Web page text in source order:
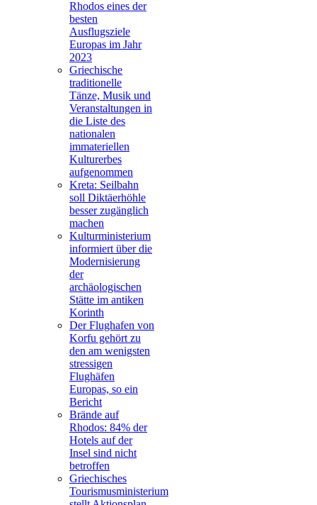
Rhodos eines der
besten
Ausflugsziele
Europas im Jahr
2023
Griechische
traditionelle
Tänze, Musik und
Veranstaltungen in
die Liste des
nationalen
immateriellen
Kulturerbes
aufgenommen
Kreta: Seilbahn
soll Diktäerhöhle
besser zugänglich
machen
Kulturministerium
informiert über die
Modernisierung
der
archäologischen
Stätte im antiken
Korinth
Der Flughafen von
Korfu gehört zu
den am wenigsten
stressigen
Flughäfen
Europas, so ein
Bericht
Brände auf
Rhodos: 84% der
Hotels auf der
Insel sind nicht
betroffen
Griechisches
Tourismusministerium